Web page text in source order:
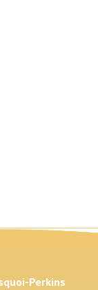
Perkins